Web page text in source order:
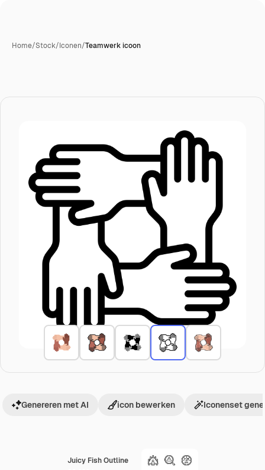
Home/Stock/Iconen/Teamwerk icoon
Juicy Fish Outline
Genereren met AI icon bewerken Iconenset